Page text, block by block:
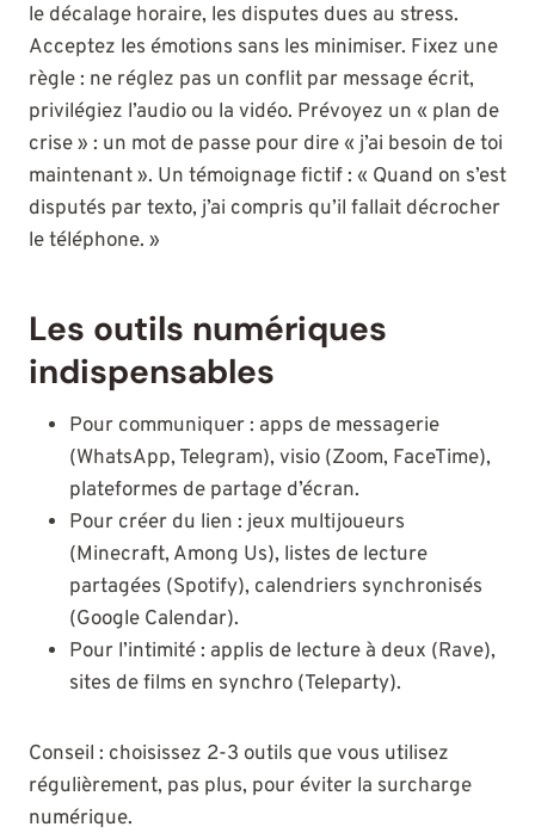
le décalage horaire, les disputes dues au stress.
Acceptez les émotions sans les minimiser. Fixez une
règle : ne réglez pas un conflit par message écrit,
privilégiez l’audio ou la vidéo. Prévoyez un « plan de
crise » : un mot de passe pour dire « j’ai besoin de toi
maintenant ». Un témoignage fictif : « Quand on s’est
disputés par texto, j’ai compris qu’il fallait décrocher
le téléphone. »
Les outils numériques
indispensables
Pour communiquer : apps de messagerie
(WhatsApp, Telegram), visio (Zoom, FaceTime),
plateformes de partage d’écran.
Pour créer du lien : jeux multijoueurs
(Minecraft, Among Us), listes de lecture
partagées (Spotify), calendriers synchronisés
(Google Calendar).
Pour l’intimité : applis de lecture à deux (Rave),
sites de films en synchro (Teleparty).
Conseil : choisissez 2-3 outils que vous utilisez
régulièrement, pas plus, pour éviter la surcharge
numérique.